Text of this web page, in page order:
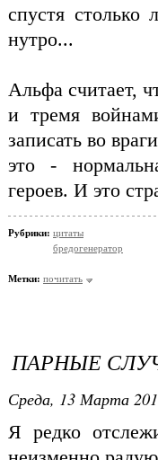
спустя столько
нутро...
Альфа считает,
и тремя
записать во
это -
героев. И это
Рубрики: цитаты
бредогенератор
Метки: почитать
ПАРНЫЕ
Среда, 13 Марта
Я редко